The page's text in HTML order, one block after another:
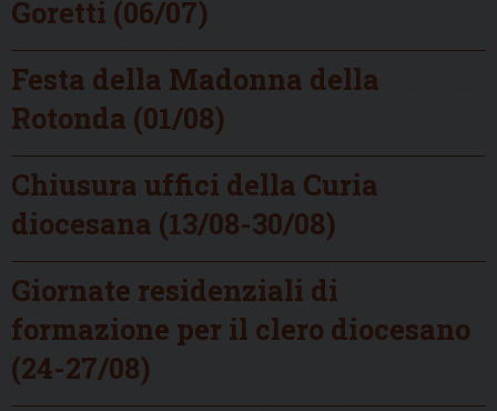
Goretti (06/07)
Festa della Madonna della
Rotonda (01/08)
Chiusura uffici della Curia
diocesana (13/08-30/08)
Giornate residenziali di
formazione per il clero diocesano
(24-27/08)